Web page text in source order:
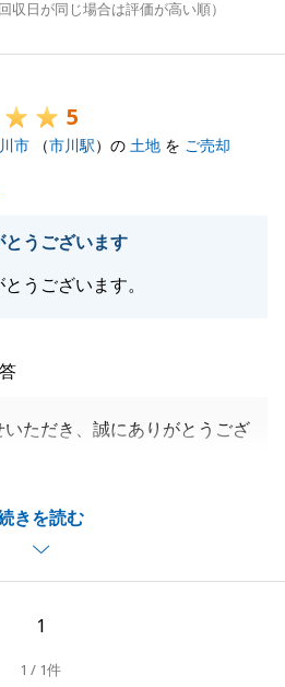
収日が同じ場合は評価が高い順）
5
市 （市川駅）の 土地 を ご売却
うございます
うございます。
きを読む
ただき、誠にありがとうござ
トができたのであれば大変光栄
う身に余る評価は、私にとっ
くださいませ。
1
1 / 1件